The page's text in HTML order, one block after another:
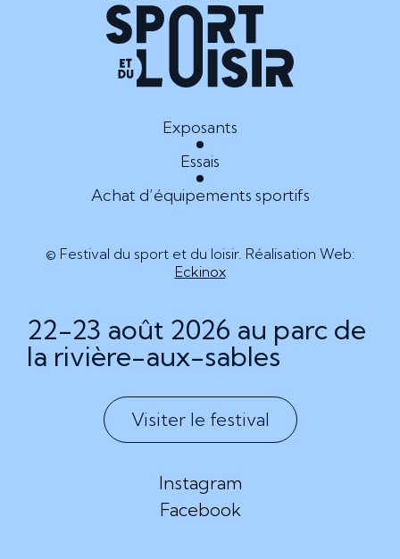
Exposants
Essais
Achat d’équipements sportifs
© Festival du sport et du loisir. Réalisation Web:
Eckinox
22-23 août 2026 au parc de
la rivière-aux-sables
Visiter le festival
Instagram
Facebook